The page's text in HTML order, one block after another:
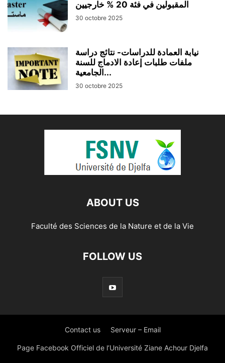
30 octobre 2025
نيابة العمادة للدراسات- نتائج دراسة
ملفات طلبات إعادة الادماج للسنة
الجامعية...
30 octobre 2025
ABOUT US
Faculté des Sciences de la Nature et de la Vie
FOLLOW US
Contact us Serveur – Email
Page Facebook Officiel de l’Université Ziane Achour Djelfa